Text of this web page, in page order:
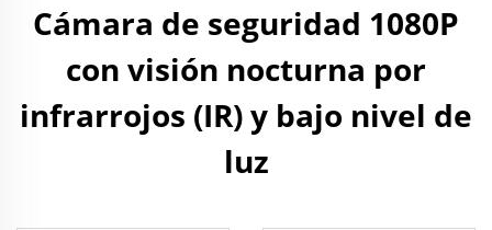
Cámara de seguridad 1080P
con visión nocturna por
infrarrojos (IR) y bajo nivel de
luz